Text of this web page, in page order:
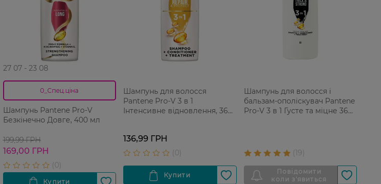
27 07 - 23 08
0_Спец.ціна
Шампунь Pantene Pro-V
Безкінечно Довге, 400 мл
199,99 ГРН
169,00 ГРН
Шампунь для волосся
Pantene Pro-V 3 в 1
Інтенсивне відновлення, 360
136,99 ГРН
Шампунь для волосся і
бальзам-ополіскувач Pantene
Pro-V 3 в 1 Густе та міцне 360